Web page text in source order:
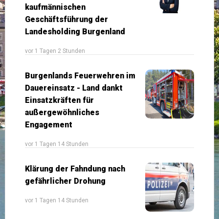
kaufmännischen
Geschäftsführung der
Landesholding Burgenland
vor 1 Tagen 2 Stunden
Burgenlands Feuerwehren im
Dauereinsatz - Land dankt
Einsatzkräften für
außergewöhnliches
Engagement
vor 1 Tagen 14 Stunden
Klärung der Fahndung nach
gefährlicher Drohung
vor 1 Tagen 14 Stunden